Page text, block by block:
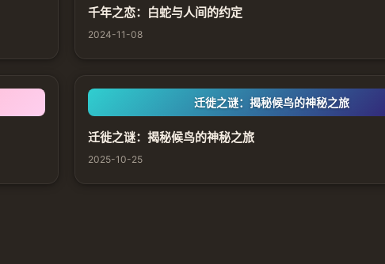
千年之恋：白蛇与人间的约定
2024-11-08
迁徙之谜：揭秘候鸟的神秘之旅
迁徙之谜：揭秘候鸟的神秘之旅
2025-10-25